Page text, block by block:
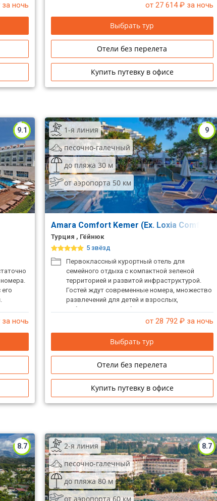
ночь от 27 614₽ за ночь
Выбрать тур
Отели без перелета
Купить путевку в офисе
9.1
ночь
9
1-я линия
песочно-галечный
до пляжа 30 м
от аэропорта 50 км
Amara Comfort Kemer (Ex. Loxia Comfort
Турция , Гёйнюк
5 звёзд
Первоклассный курортный отель для
семейного отдыха с компактной зеленой
территорией и развитой инфраструктурой.
Гостей ждут современные номера, множество
развлечений для детей и взрослых,
собственный пляж, бассейны для взрослых и
от 28 792₽ за ночь
Выбрать тур
Отели без перелета
Купить путевку в офисе
8.7 8.7
2-я линия
песочно-галечный
до пляжа 80 м
от аэропорта 60 км